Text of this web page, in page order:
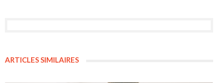
ARTICLES SIMILAIRES